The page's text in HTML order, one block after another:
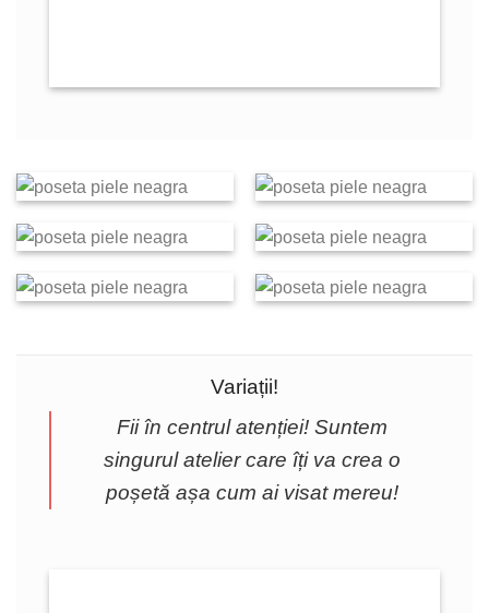
Variații!
Fii în centrul atenției! Suntem
singurul atelier care îți va crea o
poșetă așa cum ai visat mereu!